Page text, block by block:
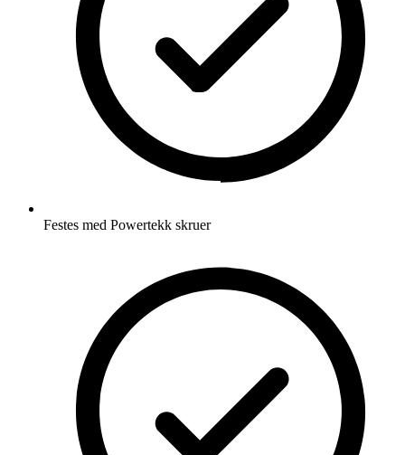
Festes med Powertekk skruer